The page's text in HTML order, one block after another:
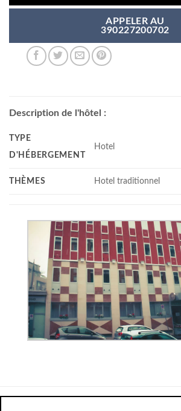
APPELER AU
390227200702
Description de l'hôtel :
TYPE
D'HÉBERGEMENT
Hotel
THÈMES Hotel traditionnel